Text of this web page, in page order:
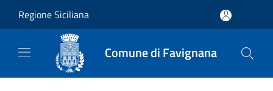
Regione Siciliana
Comune di Favignana